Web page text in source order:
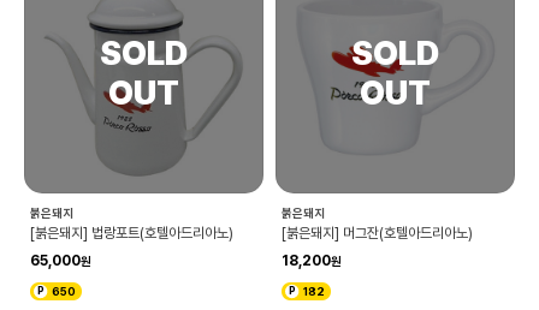
붉은돼지
[붉은돼지] 법랑포트(호텔아드리아노)
65,000
650
붉은돼지
[붉은돼지] 머그잔(호텔아드리아노)
18,200
182